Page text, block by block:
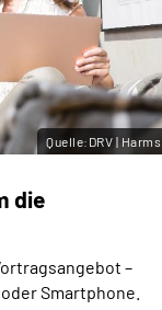
die
–
Smartphone.
Quelle:DRV | Harms